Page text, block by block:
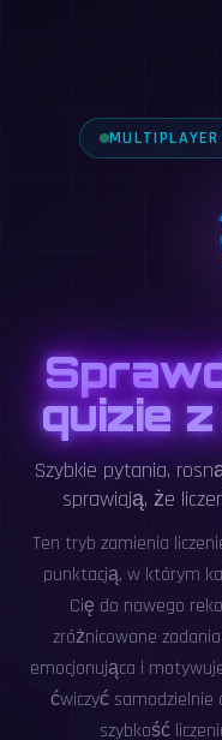
quizie
Szybkie pytania,
sprawiają, że
Ten tryb zamienia
punktacją, w którym
Cię do nowego
zróżnicowane
emocjonująca i
ćwiczyć
szybkość